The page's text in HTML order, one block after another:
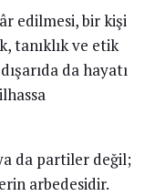
edilmesi, bir kişi
tanıklık ve etik
da hayatı
da partiler değil;
arbedesidir.